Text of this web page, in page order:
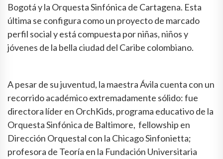
Bogotá y la Orquesta Sinfónica de Cartagena. Esta
última se configura como un proyecto de marcado
perfil social y está compuesta por niñas, niños y
jóvenes de la bella ciudad del Caribe colombiano.
A pesar de su juventud, la maestra Ávila cuenta con un
recorrido académico extremadamente sólido: fue
directora líder en OrchKids, programa educativo de la
Orquesta Sinfónica de Baltimore, fellowship en
Dirección Orquestal con la Chicago Sinfonietta;
profesora de Teoría en la Fundación Universitaria